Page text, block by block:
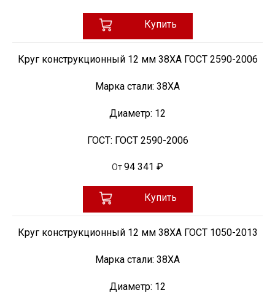
Купить
Круг конструкционный 12 мм 38ХА ГОСТ 2590-2006
Марка стали: 38ХА
Диаметр: 12
ГОСТ: ГОСТ 2590-2006
От94 341 ₽
Купить
Круг конструкционный 12 мм 38ХА ГОСТ 1050-2013
Марка стали: 38ХА
Диаметр: 12